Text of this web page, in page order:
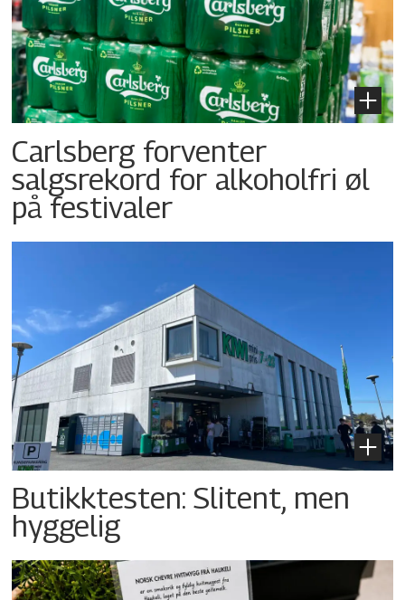
Carlsberg forventer
salgsrekord for alkoholfri øl
på festivaler
Butikktesten: Slitent, men
hyggelig